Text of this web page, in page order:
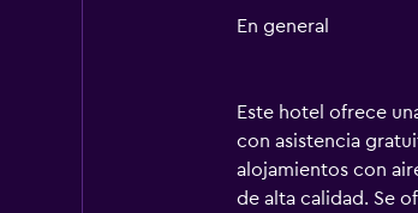
En general
Este hotel ofrece
con asistencia
alojamientos con
de alta calidad. Se